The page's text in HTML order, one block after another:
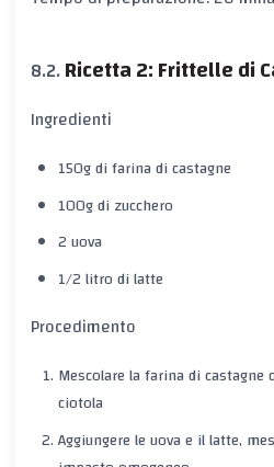
Ricetta 2: Frittelle di
Ingredienti
150g di farina di castagne
100g di zucchero
2 uova
1/2 litro di latte
Procedimento
Mescolare la farina di castagne
ciotola
Aggiungere le uova e il latte,